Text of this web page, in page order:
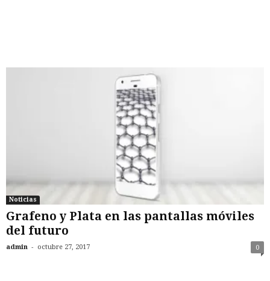
Noticias
Grafeno y Plata en las pantallas móviles
del futuro
admin - octubre 27, 2017 0